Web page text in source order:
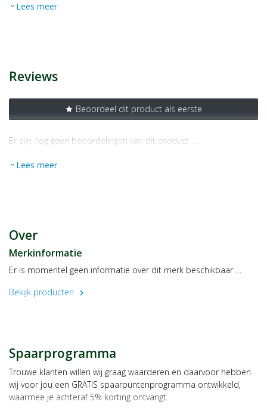
EAN
expand_more Lees meer
Reviews
star Beoordeel dit product als eerste
Er zijn nog geen beoordelingen van dit product …
expand_more Lees meer
Over
Merkinformatie
Er is momentel geen informatie over dit merk beschikbaar …
Bekijk producten
chevron_right
Spaarprogramma
Trouwe klanten willen wij graag waarderen en daarvoor hebben
wij voor jou een GRATIS spaarpuntenprogramma ontwikkeld,
waarmee je achteraf 5% korting ontvangt.